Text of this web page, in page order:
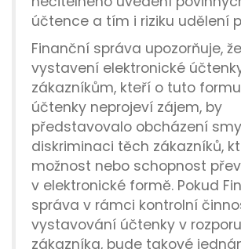
účtence a tím i riziku udělení
Finanční správa upozorňuje,
vystavení elektronické
zákazníkům, kteří o tuto
účtenky neprojeví zájem, by
představovalo obcházení
diskriminaci těch zákazníků,
možnost nebo schopnost
v elektronické formě. Pokud
správa v rámci kontrolní
vystavování účtenky v
zákazníka, bude takové